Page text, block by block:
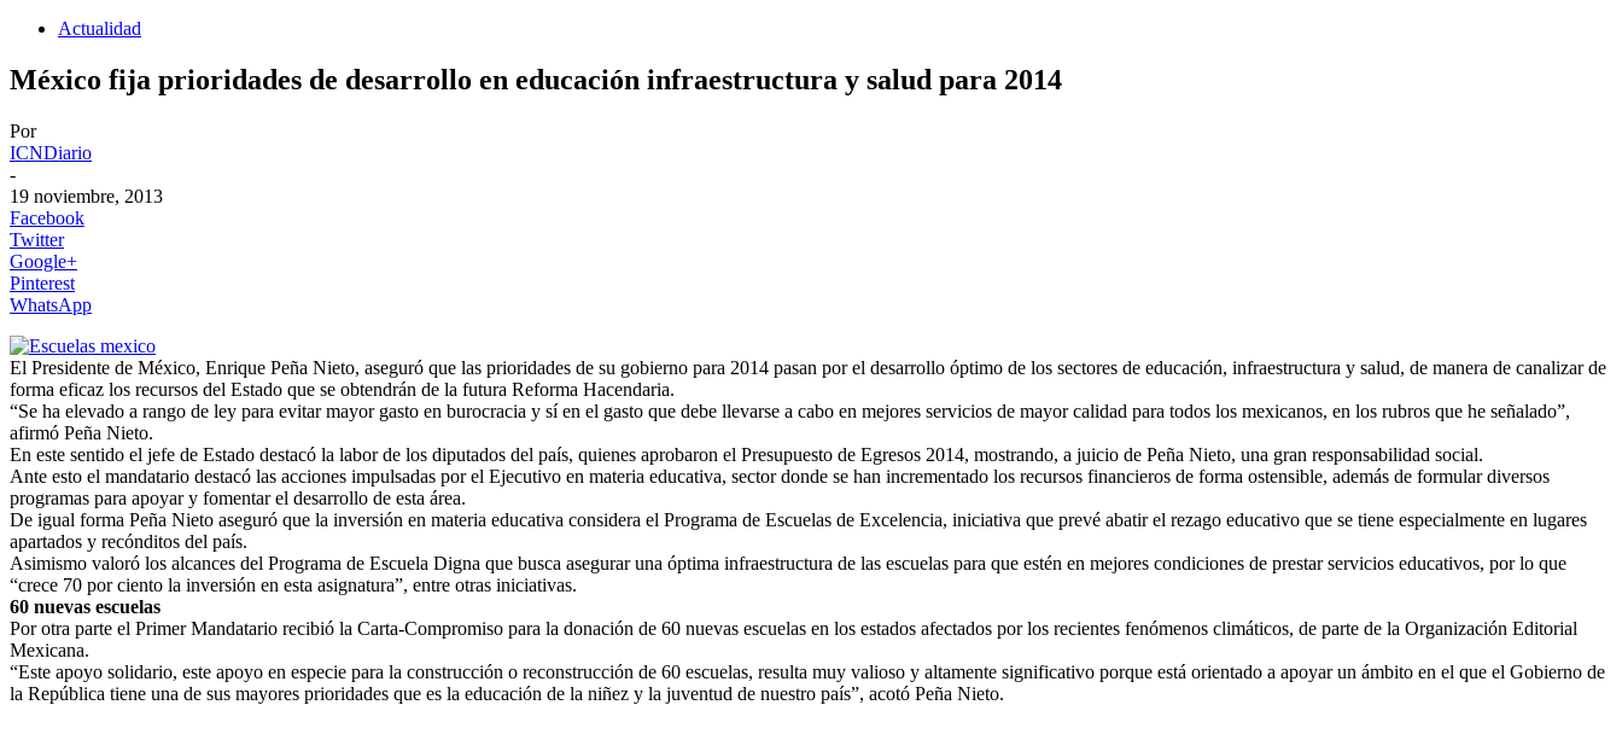
Actualidad
México fija prioridades de desarrollo en educación infraestructura y salud para 2014
Por
ICNDiario
-
19 noviembre, 2013
Facebook
Twitter
Google+
Pinterest
WhatsApp
El Presidente de México, Enrique Peña Nieto, aseguró que las prioridades de su gobierno para 2014 pasan por el desarrollo óptimo de los sectores de educación, infraestructura y salud, de manera de canalizar de
forma eficaz los recursos del Estado que se obtendrán de la futura Reforma Hacendaria.
“Se ha elevado a rango de ley para evitar mayor gasto en burocracia y sí en el gasto que debe llevarse a cabo en mejores servicios de mayor calidad para todos los mexicanos, en los rubros que he señalado”,
afirmó Peña Nieto.
En este sentido el jefe de Estado destacó la labor de los diputados del país, quienes aprobaron el Presupuesto de Egresos 2014, mostrando, a juicio de Peña Nieto, una gran responsabilidad social.
Ante esto el mandatario destacó las acciones impulsadas por el Ejecutivo en materia educativa, sector donde se han incrementado los recursos financieros de forma ostensible, además de formular diversos
programas para apoyar y fomentar el desarrollo de esta área.
De igual forma Peña Nieto aseguró que la inversión en materia educativa considera el Programa de Escuelas de Excelencia, iniciativa que prevé abatir el rezago educativo que se tiene especialmente en lugares
apartados y recónditos del país.
Asimismo valoró los alcances del Programa de Escuela Digna que busca asegurar una óptima infraestructura de las escuelas para que estén en mejores condiciones de prestar servicios educativos, por lo que
“crece 70 por ciento la inversión en esta asignatura”, entre otras iniciativas.
60 nuevas escuelas
Por otra parte el Primer Mandatario recibió la Carta-Compromiso para la donación de 60 nuevas escuelas en los estados afectados por los recientes fenómenos climáticos, de parte de la Organización Editorial
Mexicana.
“Este apoyo solidario, este apoyo en especie para la construcción o reconstrucción de 60 escuelas, resulta muy valioso y altamente significativo porque está orientado a apoyar un ámbito en el que el Gobierno de
la República tiene una de sus mayores prioridades que es la educación de la niñez y la juventud de nuestro país”, acotó Peña Nieto.